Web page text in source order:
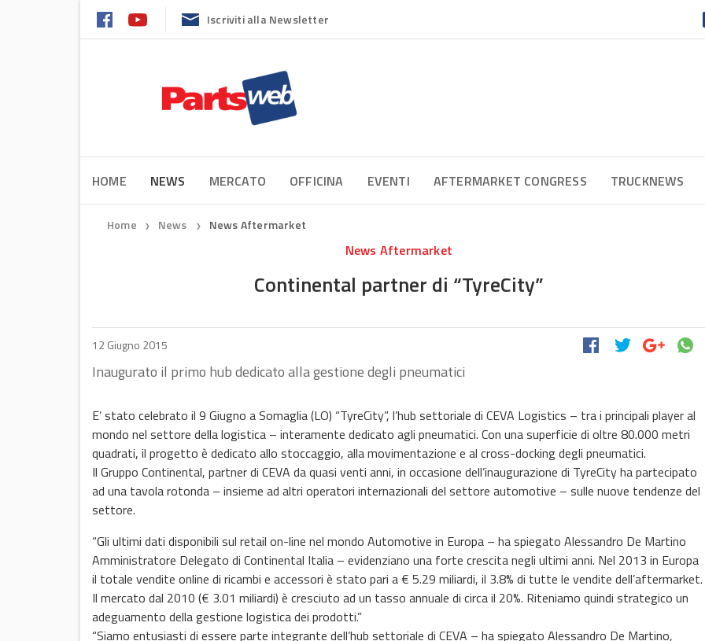
Iscriviti alla Newsletter
HOME NEWS MERCATO OFFICINA EVENTI AFTERMARKET CONGRESS TRUCKNEWS
Home ❯ News ❯ News Aftermarket
News Aftermarket
Continental partner di “TyreCity”
12 Giugno 2015
Inaugurato il primo hub dedicato alla gestione degli pneumatici
E’ stato celebrato il 9 Giugno a Somaglia (LO) “TyreCity”, l’hub settoriale di CEVA Logistics – tra i principali player al
mondo nel settore della logistica – interamente dedicato agli pneumatici. Con una superficie di oltre 80.000 metri
quadrati, il progetto è dedicato allo stoccaggio, alla movimentazione e al cross-docking degli pneumatici.
Il Gruppo Continental, partner di CEVA da quasi venti anni, in occasione dell’inaugurazione di TyreCity ha partecipato
ad una tavola rotonda – insieme ad altri operatori internazionali del settore automotive – sulle nuove tendenze del
settore.
“Gli ultimi dati disponibili sul retail on-line nel mondo Automotive in Europa – ha spiegato Alessandro De Martino
Amministratore Delegato di Continental Italia – evidenziano una forte crescita negli ultimi anni. Nel 2013 in Europa
il totale vendite online di ricambi e accessori è stato pari a € 5.29 miliardi, il 3.8% di tutte le vendite dell’aftermarket.
Il mercato dal 2010 (€ 3.01 miliardi) è cresciuto ad un tasso annuale di circa il 20%. Riteniamo quindi strategico un
adeguamento della gestione logistica dei prodotti.”
“Siamo entusiasti di essere parte integrante dell’hub settoriale di CEVA – ha spiegato Alessandro De Martino,